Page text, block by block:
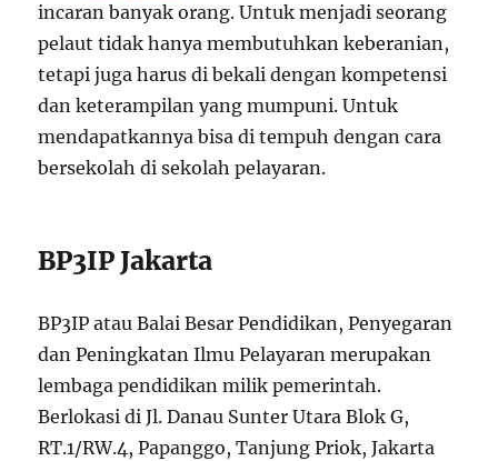
incaran banyak orang. Untuk menjadi seorang
pelaut tidak hanya membutuhkan keberanian,
tetapi juga harus di bekali dengan kompetensi
dan keterampilan yang mumpuni. Untuk
mendapatkannya bisa di tempuh dengan cara
bersekolah di sekolah pelayaran.
BP3IP Jakarta
BP3IP atau Balai Besar Pendidikan, Penyegaran
dan Peningkatan Ilmu Pelayaran merupakan
lembaga pendidikan milik pemerintah.
Berlokasi di Jl. Danau Sunter Utara Blok G,
RT.1/RW.4, Papanggo, Tanjung Priok, Jakarta